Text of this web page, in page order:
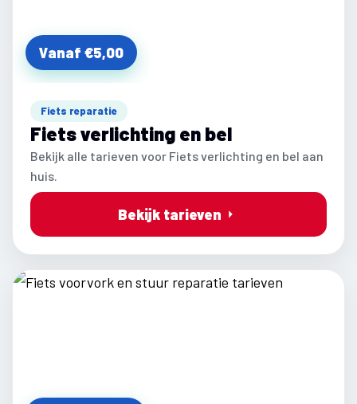
Vanaf €5,00
Fiets reparatie
Fiets verlichting en bel
Bekijk alle tarieven voor Fiets verlichting en bel aan
huis.
Bekijk tarieven